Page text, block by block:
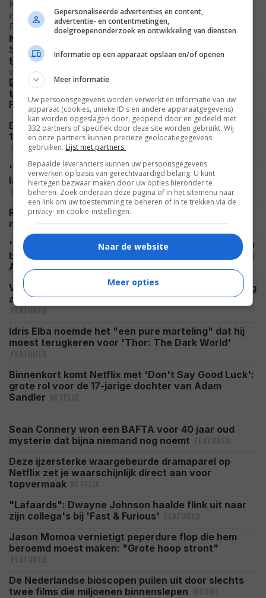
CELEBRITY
Na vijf films is het eind deze maand tijd voor
'Insidious: Out of the Further': bekijk de nieuwste
trailerVIDEO
De hoofdrolspeler is een leugenaar, budgetten veel
te hoog en de films tenenkrommend: 'Fast &
Furious' is passé FEATURED
Door slechts één rol kan Chris Hemsworth nu ruim
15 miljoen Amerikaanse dollar per film vragen
CELEBRITY
'The Mummy 4'-reünie is bijna compleet: Ook de
laatste held en een dode(?) zijn weer van de partij
NIEUWS
Russell Crowe enorm gespierd op foto's voor de
nieuwe film: "Gladiator x Warrior"FOTO
'Ice Cream Man' nu al onder vuur: regisseur Eli Roth
bevestigt dat hij voor bepaalde scènes generatieve
AI heeft ingezetNIEUWS
Veroordeelde moordenaar wordt decennia later nog
altijd geëerd op de Hollywood Walk of Fame
FEATURED
Idris Elba noemde het "een pure marteling" dat hij
moest terugkeren voor 'Thor: The Dark World'
Binnenkort komt Netflix met 'Don't Say Good Luck':
grote rol voor de 17-jarige dochter van Adam
Sandler
Sean Connery won een BAFTA voor 40 jaar oud
mysterie dat bijna niemand nog noemt
Deze ijzersterke waargebeurde dramaparel op
Netflix zet je waarschijnlijk direct aan voor
topvermaak
"Lafaards": Dwayne Johnson haalde flink uit naar
zijn collega's bij 'Fast & Furious'
Jason Momoa vernietigt peperdure flop die hem
beroemd moest maken: "Grote hoop stront"
De Nederlandse bioscopen puilen uit door slechts
twee films die miljoenen binnenslepen
Gepersonaliseerde advertenties en content,
advertentie- en contentmetingen,
doelgroepenonderzoek en ontwikkeling van diensten
Informatie op een apparaat opslaan en/of openen
Meer informatie
Uw persoonsgegevens worden verwerkt en informatie van uw
apparaat (cookies, unieke ID's en andere apparaatgegevens)
kan worden opgeslagen door, geopend door en gedeeld met
332 partners of specifiek door deze site worden gebruikt. Wij
en onze partners kunnen precieze geolocatiegegevens
gebruiken. Lijst met partners.
Bepaalde leveranciers kunnen uw persoonsgegevens
verwerken op basis van gerechtvaardigd belang. U kunt
hiertegen bezwaar maken door uw opties hieronder te
beheren. Zoek onderaan deze pagina of in het sitemenu naar
een link om uw toestemming te beheren of in te trekken via de
privacy- en cookie-instellingen.
Naar de website
Meer opties